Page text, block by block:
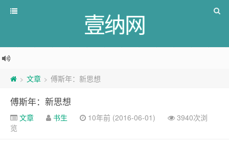
壹纳网
> 文章 > 傅斯年：新思想
傅斯年：新思想
文章 书生 10年前 (2016-06-01)
3940次浏
览